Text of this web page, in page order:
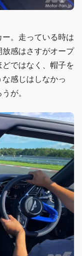
。走っている時は
感はさすがオープ
ではなく、帽子を
感じはしなかっ
が。